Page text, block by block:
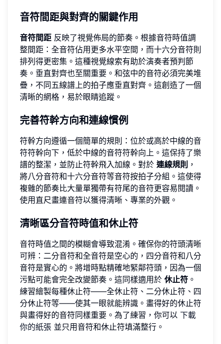
音符間距與對齊的關鍵作用
音符間距 反映了視覺佈局的節奏。根據音符時值調
整間距：全音符佔用更多水平空間，而十六分音符則
排列得更密集。這種視覺線索有助於演奏者預判節
奏。垂直對齊也至關重要。和弦中的音符必須完美堆
疊，不同五線譜上的拍子應垂直對齊。這創造了一個
清晰的網格，易於眼睛追蹤。
完善符幹方向和連線慣例
符幹方向遵循一個簡單的規則：位於或高於中線的音
符符幹向下，低於中線的音符符幹向上。這保持了樂
譜的整潔，並防止符幹飛入加線。對於 連線規則 ，
將八分音符和十六分音符等音符按拍子分組。這使得
複雜的節奏比大量單獨帶有符尾的音符更容易閱讀。
使用直尺畫連音符以獲得清晰、專業的外觀。
清晰區分音符時值和休止符
音符時值之間的模糊會導致混淆。確保你的符頭清晰
可辨：二分音符和全音符是空心的，四分音符和八分
音符是實心的。將增時點精確地緊鄰符頭，因為一個
污點可能會完全改變節奏。這同樣適用於 休止符 。
練習繪製每種休止符——全休止符、二分休止符、四
分休止符等——使其一眼就能辨識。畫得好的休止符
與畫得好的音符同樣重要。為了練習，你可以 下載
你的紙張 並只用音符和休止符填滿整行。